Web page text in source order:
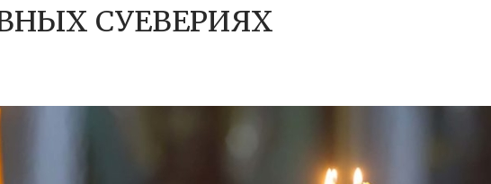
СУЕВЕРИЯХ